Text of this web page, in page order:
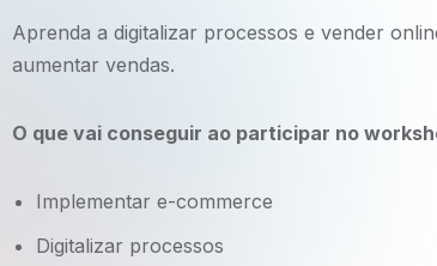
Aprenda a digitalizar processos e vender
aumentar vendas.
O que vai conseguir ao participar no
Implementar e-commerce
Digitalizar processos